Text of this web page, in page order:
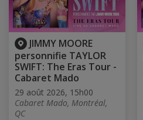
JIMMY MOORE
personnifie TAYLOR
SWIFT: The Eras Tour -
Cabaret Mado
29 août 2026, 15h00
Cabaret Mado, Montréal,
QC